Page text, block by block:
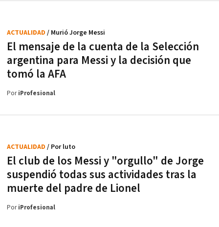
El mensaje de la cuenta de la Selección
argentina para Messi y la decisión que
tomó la AFA
ACTUALIDAD / Murió Jorge Messi
PoriProfesional
El club de los Messi y "orgullo" de Jorge
suspendió todas sus actividades tras la
muerte del padre de Lionel
ACTUALIDAD / Por luto
PoriProfesional